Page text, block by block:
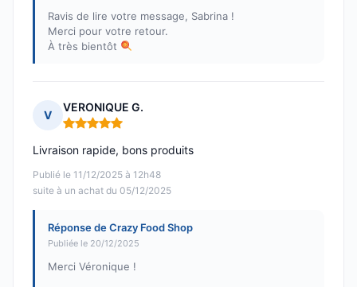
Ravis de lire votre message, Sabrina !
Merci pour votre retour.
À très bientôt
V
VERONIQUE G.
Note : 5 sur 5
Publié le 11/12/2025 à 12h48
suite à un achat du 05/12/2025
Livraison rapide, bons produits
Réponse de Crazy Food Shop
Publiée le 20/12/2025
Merci Véronique !